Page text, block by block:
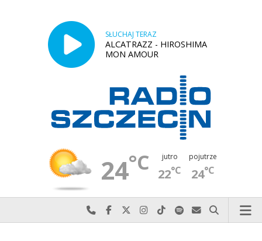
SŁUCHAJ TERAZ
ALCATRAZZ - HIROSHIMA
MON AMOUR
24°C jutro
22°C
pojutrze
24°C
Najlepiej po prostu do nas zadzwoń
Odwiedź nas na Facebook-u
Odwiedź nas na X
Odwiedź nas na Instagram-ie
Odwiedź nas na TikTok-u
Szukaj nas na Spotify
Wyślij do nas
Szukaj